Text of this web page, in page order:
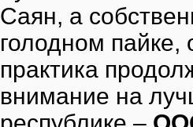
Саян, а
голодном пайке,
практика
внимание на